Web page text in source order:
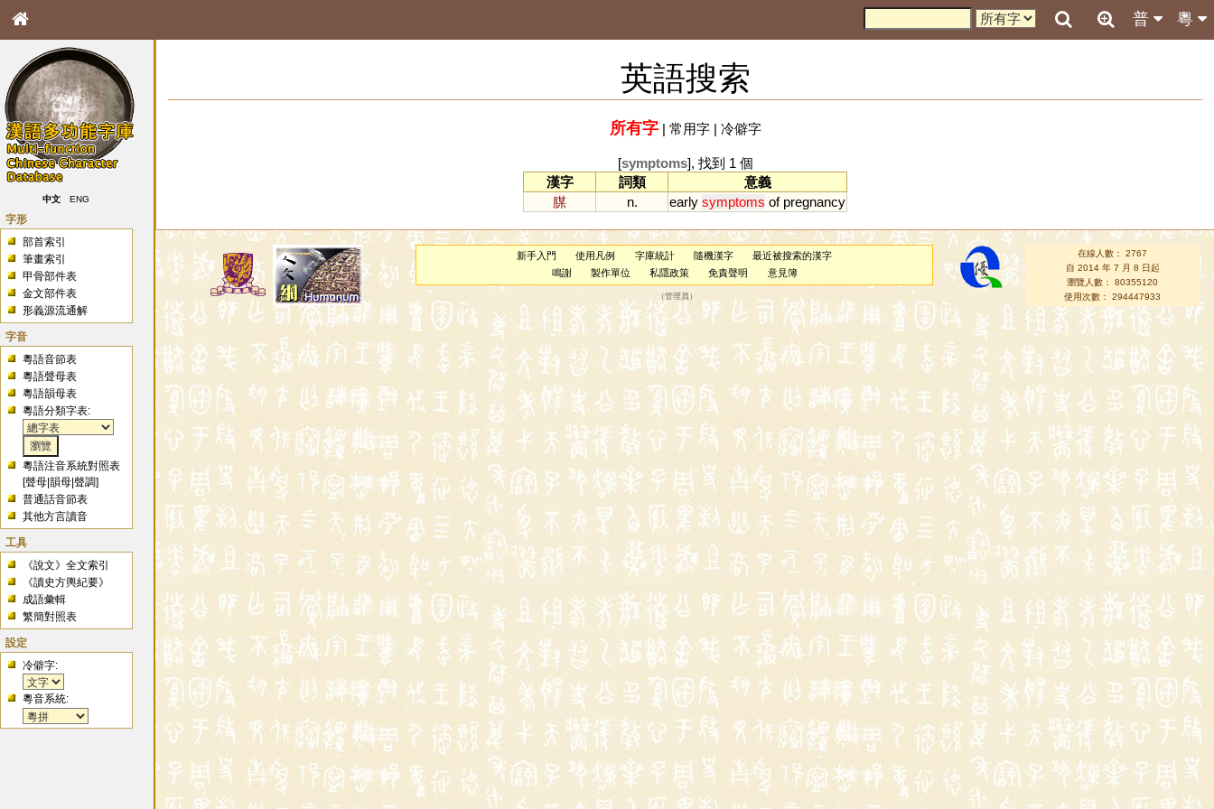
粵
普
中文 ENG
字形
部首索引
筆畫索引
甲骨部件表
金文部件表
形義源流通解
字音
粵語音節表
粵語聲母表
粵語韻母表
粵語分類字表:
粵語注音系統對照表
[聲母 |韻母 |聲調]
普通話音節表
其他方言讀音
工具
《說文》全文索引
《讀史方輿紀要》
成語彙輯
繁簡對照表
設定
冷僻字:
粵音系統:
英語搜索
所有字| 常用字| 冷僻字
[symptoms], 找到 1 個
漢字
詞類
意義
腜
n. early symptoms of pregnancy
新手入門 使用凡例 字庫統計 隨機漢字
最近被搜索的漢字
鳴謝
製作單位 私隱政策 免責聲明 意見簿
（管理員 ）
在線人數： 2767
自 2014 年 7 月 8 日起
瀏覽人數： 80355120
使用次數： 294447933